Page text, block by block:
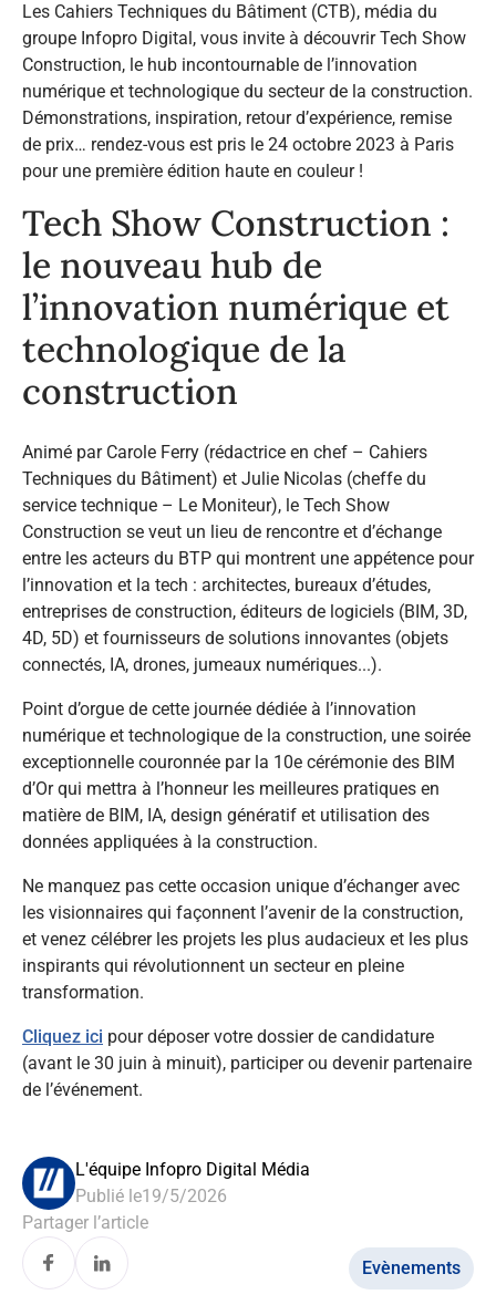
Les Cahiers Techniques du Bâtiment (CTB), média du
groupe Infopro Digital, vous invite à découvrir Tech Show
Construction, le hub incontournable de l’innovation
numérique et technologique du secteur de la construction.
Démonstrations, inspiration, retour d’expérience, remise
de prix… rendez-vous est pris le 24 octobre 2023 à Paris
pour une première édition haute en couleur !
Tech Show Construction :
le nouveau hub de
l’innovation numérique et
technologique de la
construction
Animé par Carole Ferry (rédactrice en chef – Cahiers
Techniques du Bâtiment) et Julie Nicolas (cheffe du
service technique – Le Moniteur), le Tech Show
Construction se veut un lieu de rencontre et d’échange
entre les acteurs du BTP qui montrent une appétence pour
l’innovation et la tech : architectes, bureaux d’études,
entreprises de construction, éditeurs de logiciels (BIM, 3D,
4D, 5D) et fournisseurs de solutions innovantes (objets
connectés, IA, drones, jumeaux numériques...).
Point d’orgue de cette journée dédiée à l’innovation
numérique et technologique de la construction, une soirée
exceptionnelle couronnée par la 10e cérémonie des BIM
d’Or qui mettra à l’honneur les meilleures pratiques en
matière de BIM, IA, design génératif et utilisation des
données appliquées à la construction.
Ne manquez pas cette occasion unique d’échanger avec
les visionnaires qui façonnent l’avenir de la construction,
et venez célébrer les projets les plus audacieux et les plus
inspirants qui révolutionnent un secteur en pleine
transformation.
Cliquez ici pour déposer votre dossier de candidature
(avant le 30 juin à minuit), participer ou devenir partenaire
de l’événement.
L'équipe Infopro Digital Média
Publié le19/5/2026
Partager l’article
Evènements